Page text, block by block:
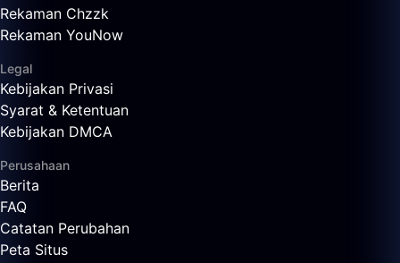
Rekaman Chzzk
Rekaman YouNow
Legal
Kebijakan Privasi
Syarat & Ketentuan
Kebijakan DMCA
Perusahaan
Berita
FAQ
Catatan Perubahan
Peta Situs